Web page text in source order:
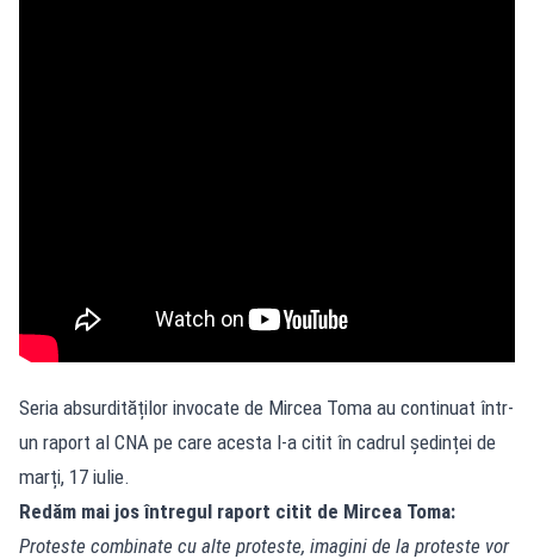
Seria absurdităților invocate de Mircea Toma au continuat într-
un raport al CNA pe care acesta l-a citit în cadrul ședinței de
marți, 17 iulie.
Redăm mai jos întregul raport citit de Mircea Toma:
Proteste combinate cu alte proteste, imagini de la proteste vor